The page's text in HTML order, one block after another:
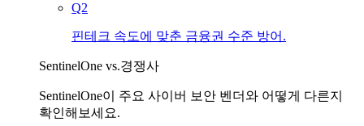
Q2
핀테크 속도에 맞춘 금융권 수준 방어.
SentinelOne vs.경쟁사
SentinelOne이 주요 사이버 보안 벤더와 어떻게 다른지
확인해보세요.